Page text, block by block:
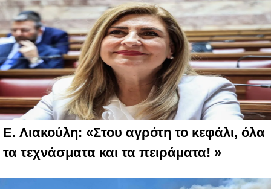
E. Λιακούλη: «Στου αγρότη το κεφάλι, όλα
τα τεχνάσματα και τα πειράματα! »